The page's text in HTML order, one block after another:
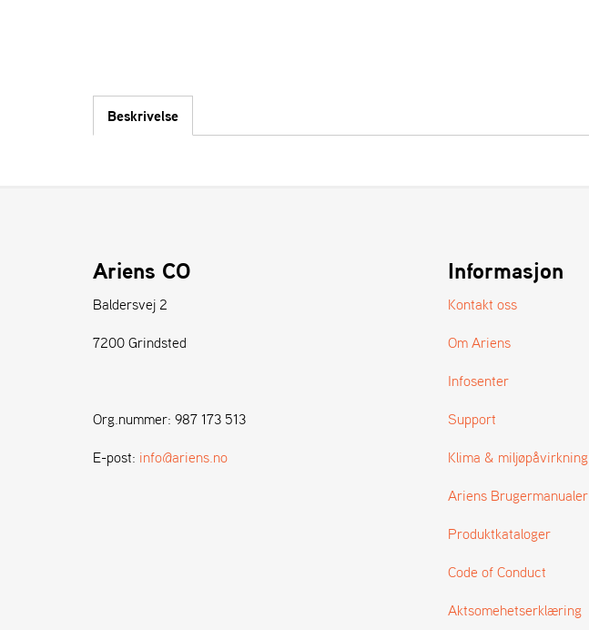
Beskrivelse
Ariens CO
Baldersvej 2
7200 Grindsted
Org.nummer: 987 173 513
E-post: info@ariens.no
Informasjon
Kontakt oss
Om Ariens
Infosenter
Support
Klima & miljøpåvirkning
Ariens Brugermanualer
Produktkataloger
Code of Conduct
Aktsomehetserklæring